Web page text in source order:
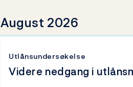
August 2026
Videre nedgang i
Utlånsundersøkelse